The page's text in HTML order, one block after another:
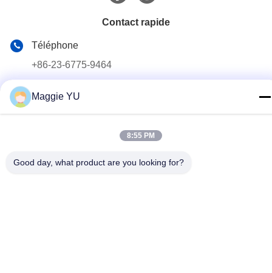
Contact rapide
Téléphone
+86-23-6775-9464
Maggie YU
8:55 PM
Good day, what product are you looking for?